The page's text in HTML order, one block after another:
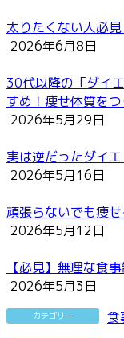
太りたくない人必
2026年6月8日
30代以降の「ダイ
すめ！痩せ体質を
2026年5月29日
実は逆だったダイ
2026年5月16日
頑張らないでも痩
2026年5月12日
【必見】無理な食
2026年5月3日
カテゴリー 食